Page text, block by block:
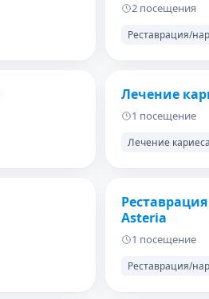
2 посещения
Реставрация/
ДО
Лечение
1 посещение
Лечение кариеса
ДО
Asteria
1 посещение
Реставрация/